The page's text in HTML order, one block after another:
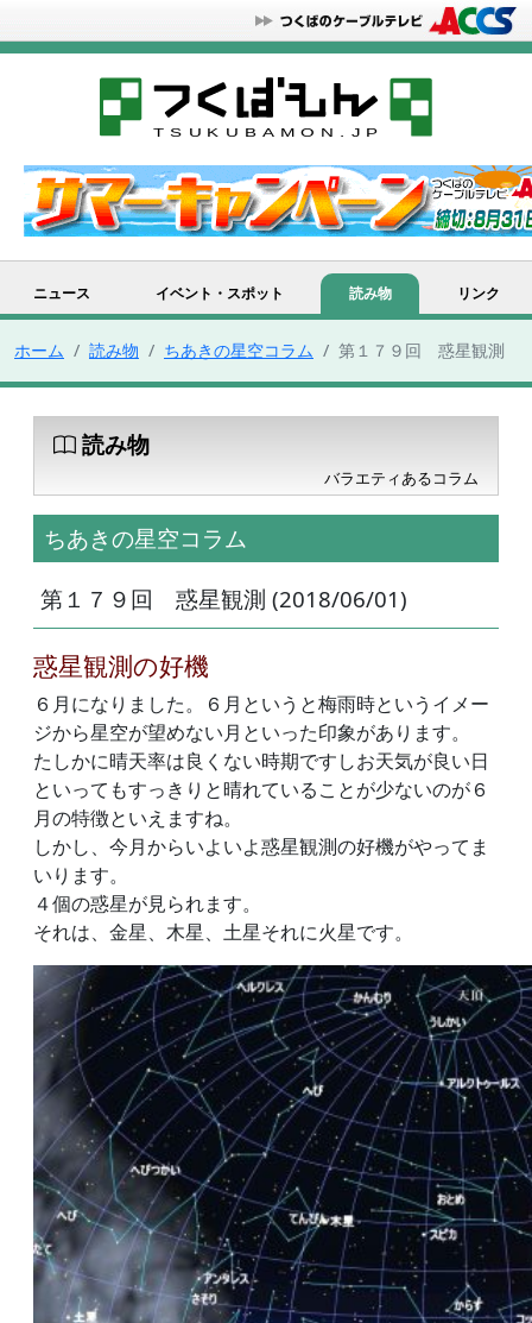
ニュース イベント・スポット 読み物 リンク
ホーム 読み物 ちあきの星空コラム 第１７９回 惑星観測
読み物
バラエティあるコラム
ちあきの星空コラム
第１７９回 惑星観測 (2018/06/01)
惑星観測の好機
６月になりました。６月というと梅雨時というイメー
ジから星空が望めない月といった印象があります。
たしかに晴天率は良くない時期ですしお天気が良い日
といってもすっきりと晴れていることが少ないのが６
月の特徴といえますね。
しかし、今月からいよいよ惑星観測の好機がやってま
いります。
４個の惑星が見られます。
それは、金星、木星、土星それに火星です。